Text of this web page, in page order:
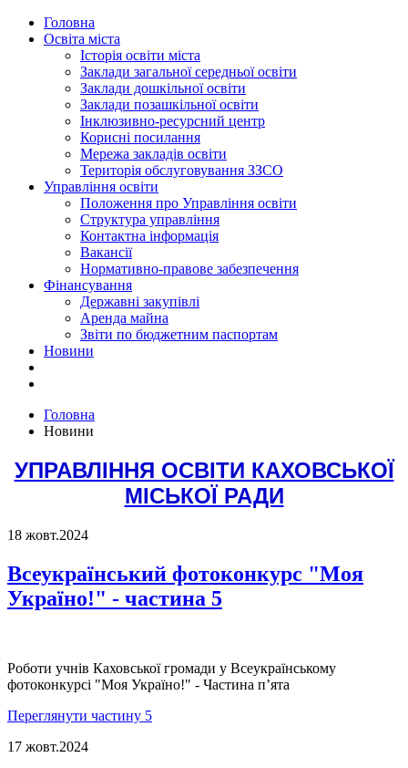
Головна
Освіта міста
Історія освіти міста
Заклади загальної середньої освіти
Заклади дошкільної освіти
Заклади позашкільної освіти
Інклюзивно-ресурсний центр
Корисні посилання
Мережа закладів освіти
Територія обслуговування ЗЗСО
Управління освіти
Положення про Управління освіти
Структура управління
Контактна інформація
Вакансії
Нормативно-правове забезпечення
Фінансування
Державні закупівлі
Аренда майна
Звіти по бюджетним паспортам
Новини
Головна
Новини
УПРАВЛІННЯ ОСВІТИ КАХОВСЬКОЇ
МІСЬКОЇ РАДИ
18 жовт.2024
Всеукраїнський фотоконкурс "Моя
Україно!" - частина 5
Роботи учнів Каховської громади у Всеукраїнському
фотоконкурсі "Моя Україно!" - Частина п’ята
Переглянути частину 5
17 жовт.2024